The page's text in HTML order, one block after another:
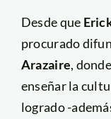
Desde que
procurado
Arazaire,
enseñar la
logrado -